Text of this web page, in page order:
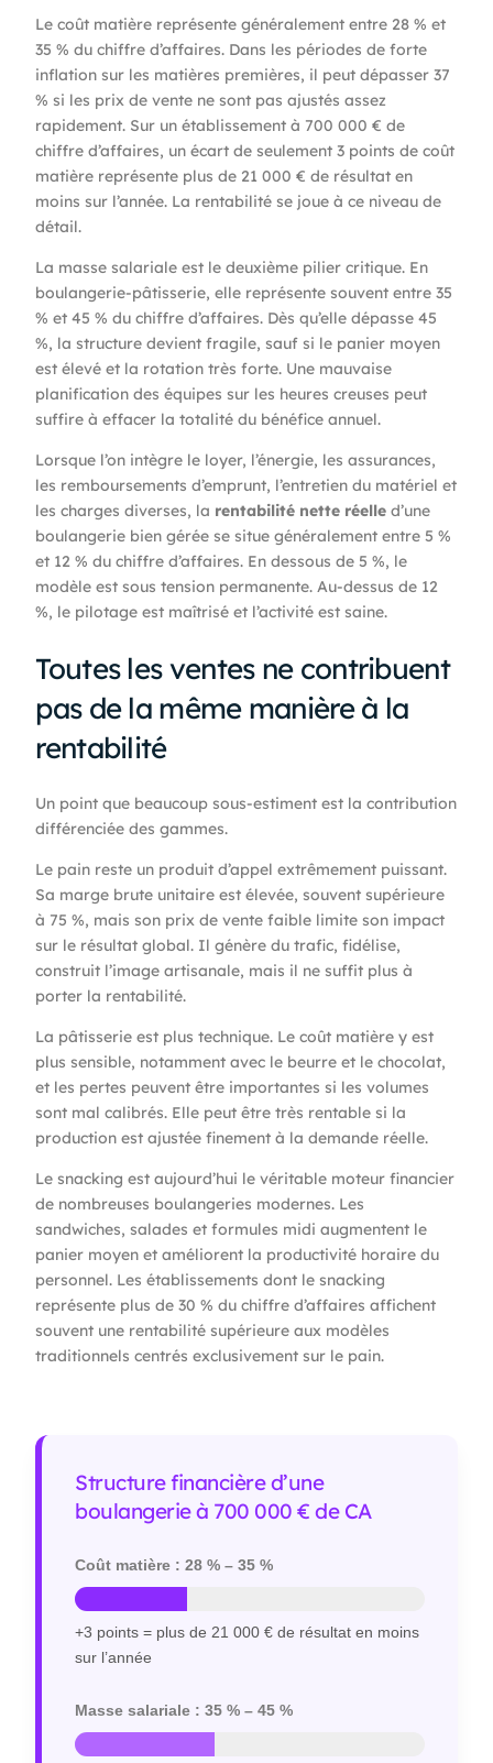
Le coût matière représente généralement entre 28 % et
35 % du chiffre d’affaires. Dans les périodes de forte
inflation sur les matières premières, il peut dépasser 37
% si les prix de vente ne sont pas ajustés assez
rapidement. Sur un établissement à 700 000 € de
chiffre d’affaires, un écart de seulement 3 points de coût
matière représente plus de 21 000 € de résultat en
moins sur l’année. La rentabilité se joue à ce niveau de
détail.
La masse salariale est le deuxième pilier critique. En
boulangerie-pâtisserie, elle représente souvent entre 35
% et 45 % du chiffre d’affaires. Dès qu’elle dépasse 45
%, la structure devient fragile, sauf si le panier moyen
est élevé et la rotation très forte. Une mauvaise
planification des équipes sur les heures creuses peut
suffire à effacer la totalité du bénéfice annuel.
Lorsque l’on intègre le loyer, l’énergie, les assurances,
les remboursements d’emprunt, l’entretien du matériel et
les charges diverses, la rentabilité nette réelle d’une
boulangerie bien gérée se situe généralement entre 5 %
et 12 % du chiffre d’affaires. En dessous de 5 %, le
modèle est sous tension permanente. Au-dessus de 12
%, le pilotage est maîtrisé et l’activité est saine.
Toutes les ventes ne contribuent
pas de la même manière à la
rentabilité
Un point que beaucoup sous-estiment est la contribution
différenciée des gammes.
Le pain reste un produit d’appel extrêmement puissant.
Sa marge brute unitaire est élevée, souvent supérieure
à 75 %, mais son prix de vente faible limite son impact
sur le résultat global. Il génère du trafic, fidélise,
construit l’image artisanale, mais il ne suffit plus à
porter la rentabilité.
La pâtisserie est plus technique. Le coût matière y est
plus sensible, notamment avec le beurre et le chocolat,
et les pertes peuvent être importantes si les volumes
sont mal calibrés. Elle peut être très rentable si la
production est ajustée finement à la demande réelle.
Le snacking est aujourd’hui le véritable moteur financier
de nombreuses boulangeries modernes. Les
sandwiches, salades et formules midi augmentent le
panier moyen et améliorent la productivité horaire du
personnel. Les établissements dont le snacking
représente plus de 30 % du chiffre d’affaires affichent
souvent une rentabilité supérieure aux modèles
traditionnels centrés exclusivement sur le pain.
Structure financière d’une
boulangerie à 700 000 € de CA
Coût matière : 28 % – 35 %
+3 points = plus de 21 000 € de résultat en moins
sur l’année
Masse salariale : 35 % – 45 %